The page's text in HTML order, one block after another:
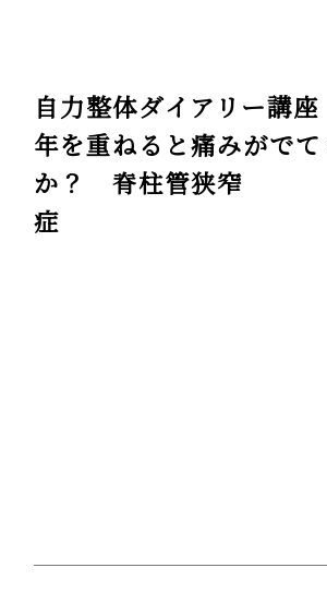
自力整体ダイアリー講
年を重ねると痛みがで
か？ 脊柱管狭窄